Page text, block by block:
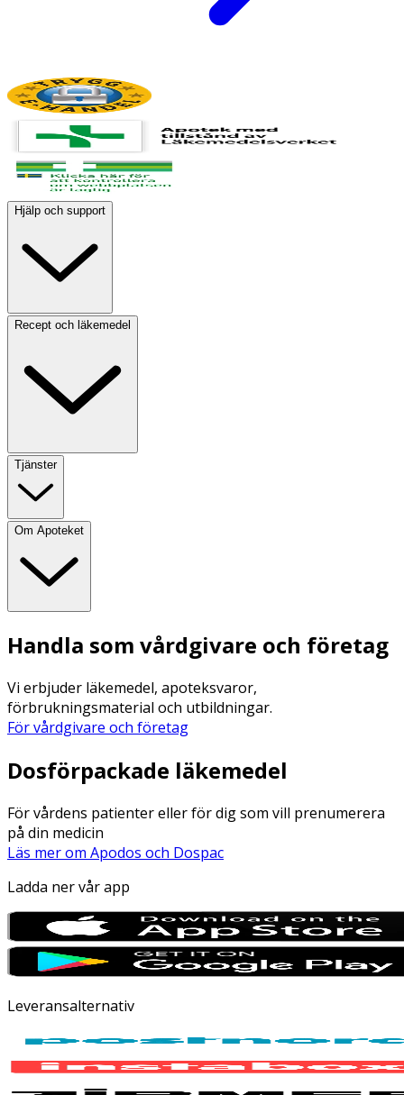
Hjälp och support
Recept och läkemedel
Tjänster
Om Apoteket
Handla som vårdgivare och företag
Vi erbjuder läkemedel, apoteksvaror,
förbrukningsmaterial och utbildningar.
För vårdgivare och företag
Dosförpackade läkemedel
För vårdens patienter eller för dig som vill prenumerera
på din medicin
Läs mer om Apodos och Dospac
Ladda ner vår app
Leveransalternativ